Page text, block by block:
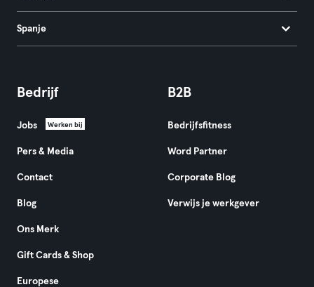
Spanje
Bedrijf
Jobs Werken bij
Pers & Media
Contact
Blog
Ons Merk
Gift Cards & Shop
Europese
B2B
Bedrijfsfitness
Word Partner
Corporate Blog
Verwijs je werkgever